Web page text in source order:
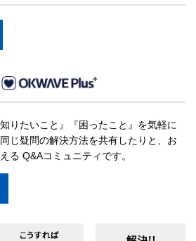
りたいこと』『困ったこと』を気軽に
じ疑問の解決方法を共有したりと、お
る Q&Aコミュニティです。